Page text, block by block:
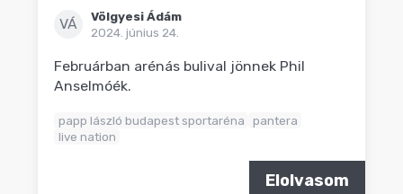
VÁ
Völgyesi Ádám
2024. június 24.
Februárban arénás bulival jönnek Phil
Anselmóék.
papp lászló budapest sportaréna
pantera
live nation
Elolvasom